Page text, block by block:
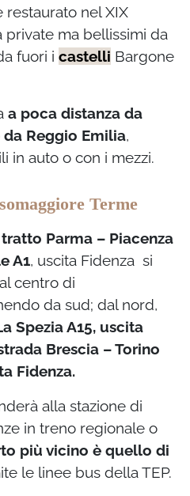
nel XIX
ma bellissimi da
fuori i castelli Bargone
a poca distanza da
da Reggio Emilia,
in auto o con i mezzi.
Terme
tratto Parma – Piacenza
A1, uscita Fidenza si
centro di
da sud; dal nord,
Spezia A15, uscita
Brescia – Torino
Fidenza.
alla stazione di
in treno regionale o
più vicino è quello di
le linee bus della TEP.